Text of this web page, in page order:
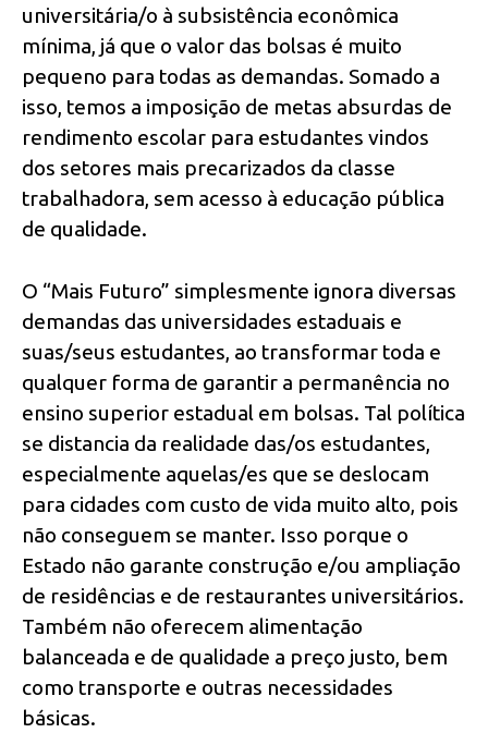
universitária/o à subsistência econômica
mínima, já que o valor das bolsas é muito
pequeno para todas as demandas. Somado a
isso, temos a imposição de metas absurdas de
rendimento escolar para estudantes vindos
dos setores mais precarizados da classe
trabalhadora, sem acesso à educação pública
de qualidade.
O “Mais Futuro” simplesmente ignora diversas
demandas das universidades estaduais e
suas/seus estudantes, ao transformar toda e
qualquer forma de garantir a permanência no
ensino superior estadual em bolsas. Tal política
se distancia da realidade das/os estudantes,
especialmente aquelas/es que se deslocam
para cidades com custo de vida muito alto, pois
não conseguem se manter. Isso porque o
Estado não garante construção e/ou ampliação
de residências e de restaurantes universitários.
Também não oferecem alimentação
balanceada e de qualidade a preço justo, bem
como transporte e outras necessidades
básicas.